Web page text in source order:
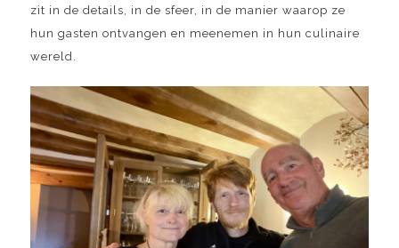
zit in de details, in de sfeer, in de manier waarop ze
hun gasten ontvangen en meenemen in hun culinaire
wereld.